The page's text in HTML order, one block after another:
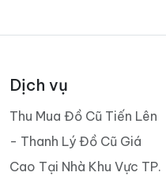
Dịch vụ
Thu Mua Đồ Cũ Tiến Lên
- Thanh Lý Đồ Cũ Giá
Cao Tại Nhà Khu Vực TP.